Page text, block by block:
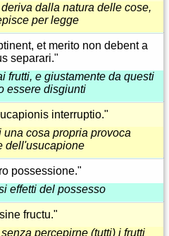
dalla natura delle cose,
per legge
et merito non debent a
separari."
frutti, e giustamente da questi
essere disgiunti
interruptio."
cosa propria provoca
dell'usucapione
possessione."
effetti del possesso
fructu."
percepirne (tutti) i frutti